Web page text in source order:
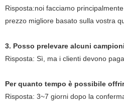
Risposta:noi facciamo
prezzo migliore basato sulla vostra
3. Posso prelevare alcuni
Risposta: Sì, ma i clienti devono
Per quanto tempo è possibile
Risposta: 3~7 giorni dopo la